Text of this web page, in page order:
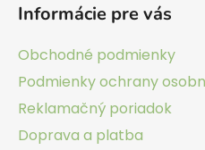
Informácie pre vás
Obchodné podmienky
Podmienky ochrany
Reklamačný poriadok
Doprava a platba